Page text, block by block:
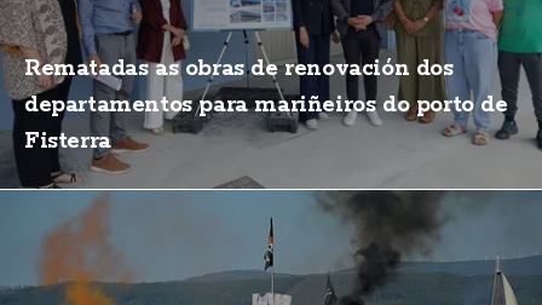
Rematadas as obras de renovación dos
departamentos para mariñeiros do porto de
Fisterra